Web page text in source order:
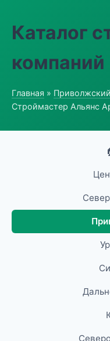
Каталог
компаний
Главная »
Строймастер Альянс